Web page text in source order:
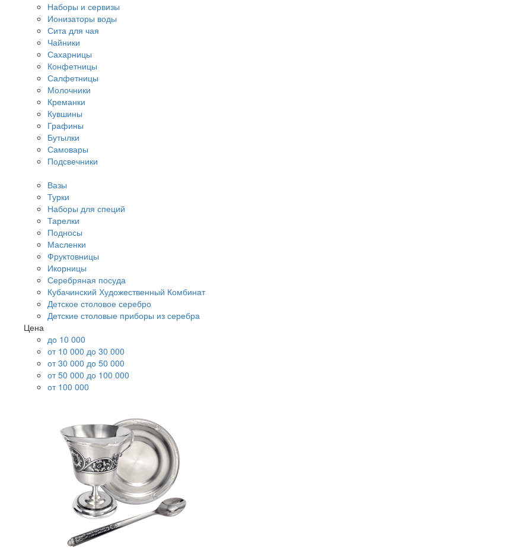
Наборы и сервизы
Ионизаторы воды
Сита для чая
Чайники
Сахарницы
Конфетницы
Салфетницы
Молочники
Креманки
Кувшины
Графины
Бутылки
Самовары
Подсвечники
Вазы
Турки
Наборы для специй
Тарелки
Подносы
Масленки
Фруктовницы
Икорницы
Серебряная посуда
Кубачинский Художественный Комбинат
Детское столовое серебро
Детские столовые приборы из серебра
Цена
до 10 000
от 10 000 до 30 000
от 30 000 до 50 000
от 50 000 до 100 000
от 100 000